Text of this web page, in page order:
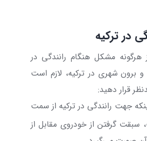
در ترکیه
هرگونه مشکل هنگام رانندگی در
برون شهری در ترکیه، لازم است
قرار دهید:
جهت رانندگی در ترکیه از سمت
گرفتن از خودروی مقابل از